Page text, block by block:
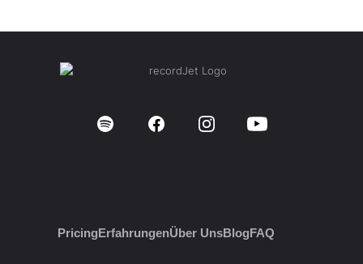
PricingErfahrungenÜber UnsBlogFAQ